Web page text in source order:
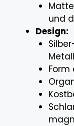
und
Design:
Form